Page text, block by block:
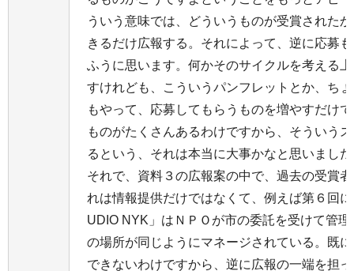
ういう意味では、どういうものが受賞された
きるだけ広報する。それによって、逆に応募
ふうに思います。何かそのサイクルを考える
すけれども、こういうパンフレットとか、ち
もやって、応募してもらうものを増やすだけ
ものがたくさんあるわけですから、そういう
るという、それは本当に大事かなと思いまし
それで、資料３の広報案の中で、過去の受賞
れは情報提供だけではなくて、例えば第６回
UDIO NYK」はＮＰＯが市の委託を受けて管
の場所が同じようにマネージされている。既
できないわけですから、逆に広報の一端を担